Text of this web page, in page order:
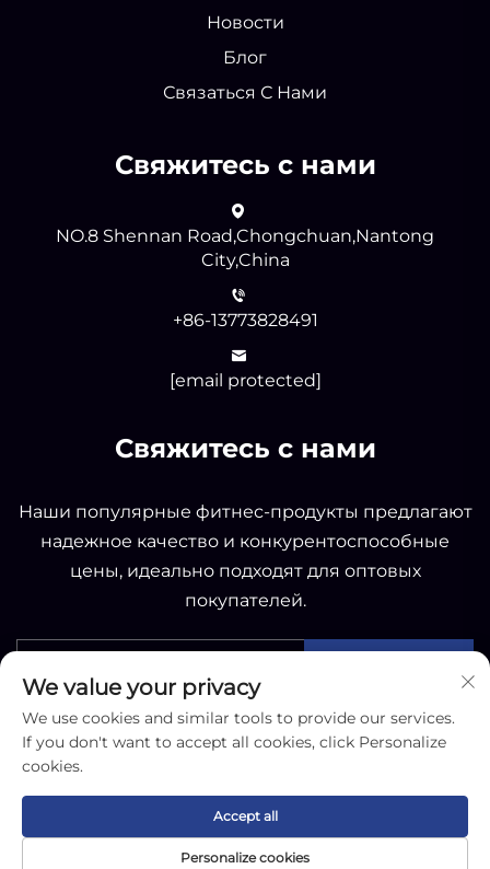
Новости
Блог
Связаться С Нами
Свяжитесь с нами
NO.8 Shennan Road,Chongchuan,Nantong
City,China
+86-13773828491
[email protected]
Свяжитесь с нами
Наши популярные фитнес-продукты предлагают
надежное качество и конкурентоспособные
цены, идеально подходят для оптовых
покупателей.
Copyright © 2025 by Nantong OK Sporting Co.,Ltd -
Политика конфиденциальности
We value your privacy
We use cookies and similar tools to provide our services.
If you don't want to accept all cookies, click Personalize
cookies.
Personalize cookies
Accept all